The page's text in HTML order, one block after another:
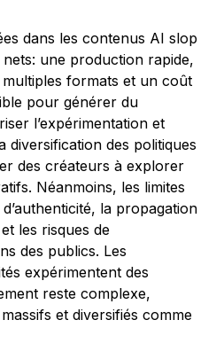
dans les contenus AI slop
une production rapide,
formats et un coût
pour générer du
l’expérimentation et
diversification des politiques
des créateurs à explorer
Néanmoins, les limites
la propagation
les risques de
des publics. Les
expérimentent des
reste complexe,
et diversifiés comme